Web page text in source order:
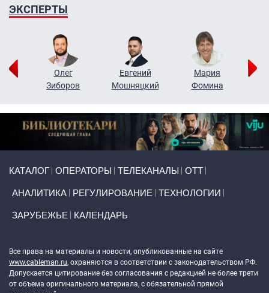
ЭКСПЕРТЫ
Олег
Зиборов
Евгений
Мошняцкий
Мария
Фомина
КАТАЛОГ ОПЕРАТОРЫ ТЕЛЕКАНАЛЫ ОТТ
АНАЛИТИКА РЕГУЛИРОВАНИЕ ТЕХНОЛОГИИ
ЗАРУБЕЖЬЕ КАЛЕНДАРЬ
Все права на материалы и новости, опубликованные на сайте
www.cableman.ru, охраняются в соответствии с законодательством РФ.
Допускается цитирование без согласования с редакцией не более трети
от объема оригинального материала, с обязательной прямой